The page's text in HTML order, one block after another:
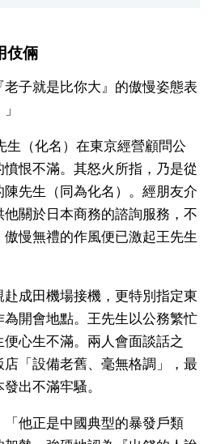
伎倆
老子就是比你大』的傲慢姿態表
生（化名）在東京經營顧問公
恨不滿。其怒火所指，乃是從
先生（同為化名）。經朋友介
關於日本商務的諮詢服務，不
慢無禮的作風便已激起王先生
成田機場接機，更特別指定東
開會地點。王先生以公務繁忙
心生不滿。兩人會面談話之
「設備老舊、毫無格調」，最
出不滿牢騷。
他正是中國典型的暴發戶類